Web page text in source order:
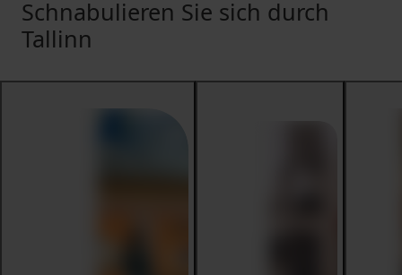
Schnabulieren Sie sich durch
Tallinn